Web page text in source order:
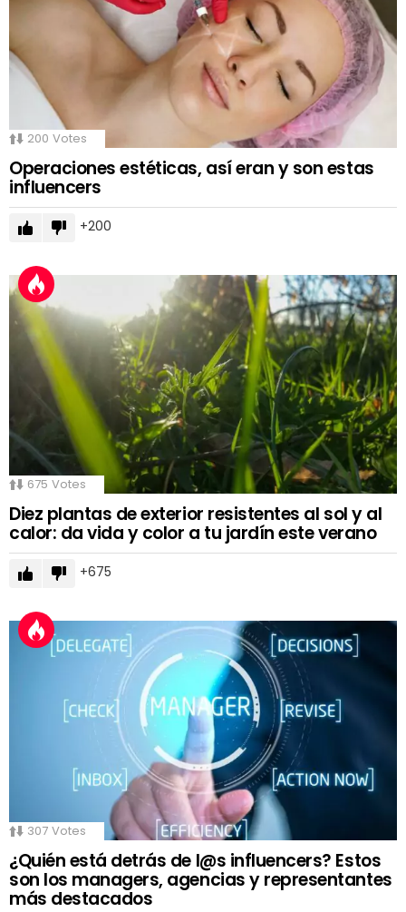
200 Votes
Operaciones estéticas, así eran y son estas
influencers
200
675 Votes
Diez plantas de exterior resistentes al sol y al
calor: da vida y color a tu jardín este verano
675
307 Votes
¿Quién está detrás de l@s influencers? Estos
son los managers, agencias y representantes
más destacados